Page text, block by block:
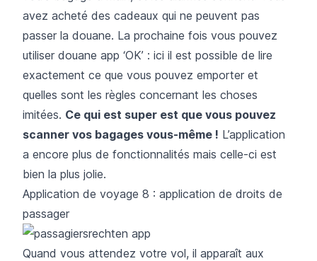
avez acheté des cadeaux qui ne peuvent pas
passer la douane. La prochaine fois vous pouvez
utiliser douane app ‘OK’ : ici il est possible de lire
exactement ce que vous pouvez emporter et
quelles sont les règles concernant les choses
imitées. Ce qui est super est que vous pouvez
scanner vos bagages vous-même ! L’application
a encore plus de fonctionnalités mais celle-ci est
bien la plus jolie.
Application de voyage 8 : application de droits de
passager
Quand vous attendez votre vol, il apparaît aux